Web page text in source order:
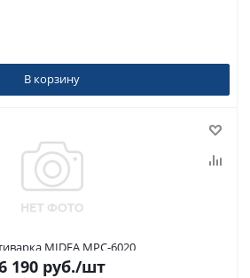
В корзину
Мультиварка MIDEA MPC-6020
190 руб./шт